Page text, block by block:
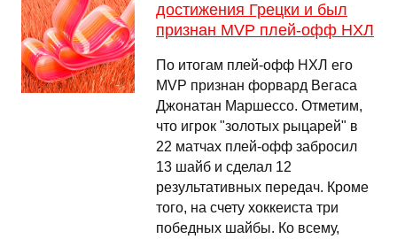
достижения Грецки и был
признан MVP плей-офф НХЛ
По итогам плей-офф НХЛ его
MVP признан форвард Вегаса
Джонатан Маршессо. Отметим,
что игрок "золотых рыцарей" в
22 матчах плей-офф забросил
13 шайб и сделал 12
результативных передач. Кроме
того, на счету хоккеиста три
победных шайбы. Ко всему,